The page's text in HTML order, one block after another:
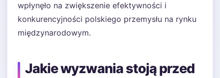
wpłynęło na zwiększenie efektywności i
konkurencyjności polskiego przemysłu na rynku
międzynarodowym.
Jakie wyzwania stoją przed